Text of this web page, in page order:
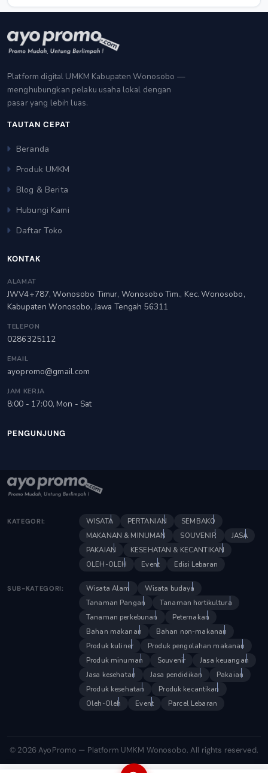
Platform digital UMKM Kabupaten Wonosobo —
menghubungkan pelaku usaha lokal dengan
pasar yang lebih luas.
TAUTAN CEPAT
Beranda
Produk UMKM
Blog & Berita
Hubungi Kami
Daftar Toko
KONTAK
ALAMAT
JWV4+787, Wonosobo Timur, Wonosobo Tim., Kec. Wonosobo,
Kabupaten Wonosobo, Jawa Tengah 56311
TELEPON
0286325112
EMAIL
ayopromo@gmail.com
JAM KERJA
8:00 - 17:00, Mon - Sat
PENGUNJUNG
KATEGORI: WISATA PERTANIAN
SEMBAKO
MAKANAN & MINUMAN
SOUVENIR
JASA
PAKAIAN
KESEHATAN & KECANTIKAN
OLEH-OLEH
Event Edisi Lebaran
SUB-KATEGORI: Wisata Alam
Wisata budaya
Tanaman Pangan
Tanaman hortikultura
Tanaman perkebunan
Peternakan
Bahan makanan
Bahan non-makanan
Produk kuliner
Produk pengolahan makanan
Produk minuman
Souvenir
Jasa keuangan
Jasa kesehatan
Jasa pendidikan
Pakaian
Produk kesehatan
Produk kecantikan
Oleh-Oleh
Event Parcel Lebaran
© 2026 AyoPromo — Platform UMKM Wonosobo. All rights reserved.